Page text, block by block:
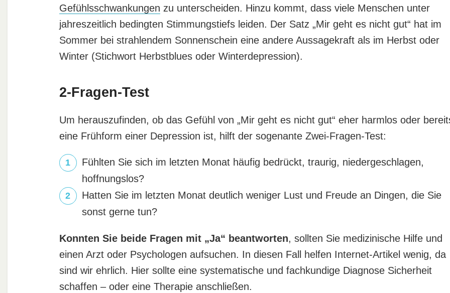
Gefühlsschwankungen zu unterscheiden. Hinzu kommt, dass viele Menschen unter
jahreszeitlich bedingten Stimmungstiefs leiden. Der Satz „Mir geht es nicht gut“ hat im
Sommer bei strahlendem Sonnenschein eine andere Aussagekraft als im Herbst oder
Winter (Stichwort Herbstblues oder Winterdepression).
2-Fragen-Test
Um herauszufinden, ob das Gefühl von „Mir geht es nicht gut“ eher harmlos oder
eine Frühform einer Depression ist, hilft der sogenante Zwei-Fragen-Test:
Fühlten Sie sich im letzten Monat häufig bedrückt, traurig, niedergeschlagen,
hoffnungslos?
Hatten Sie im letzten Monat deutlich weniger Lust und Freude an Dingen, die Sie
sonst gerne tun?
Konnten Sie beide Fragen mit „Ja“ beantworten, sollten Sie medizinische Hilfe und
einen Arzt oder Psychologen aufsuchen. In diesen Fall helfen Internet-Artikel wenig, da
sind wir ehrlich. Hier sollte eine systematische und fachkundige Diagnose Sicherheit
schaffen – oder eine Therapie anschließen.